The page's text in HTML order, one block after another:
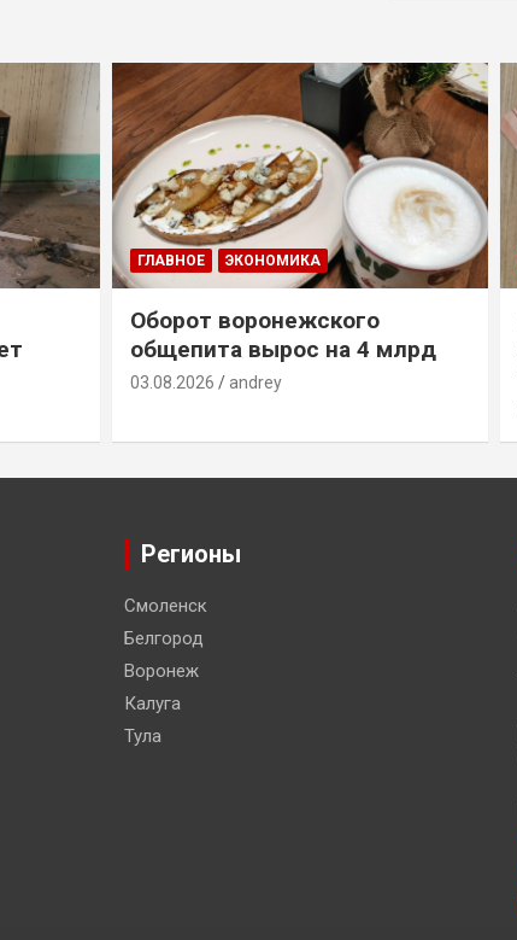
ГЛАВНОЕ ЭКОНОМИКА
Оборот воронежского
общепита вырос на 4 млрд
03.08.2026 andrey
Регионы
Смоленск
Белгород
Воронеж
Калуга
Тула